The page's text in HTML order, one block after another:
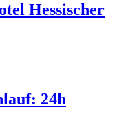
Hessischer
24h